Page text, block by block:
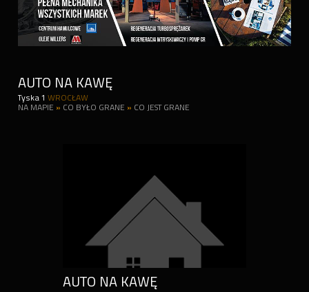
AUTO NA KAWĘ
Tyska 1 WROCŁAW
NA MAPIE » CO BYŁO GRANE » CO JEST GRANE
AUTO NA KAWĘ